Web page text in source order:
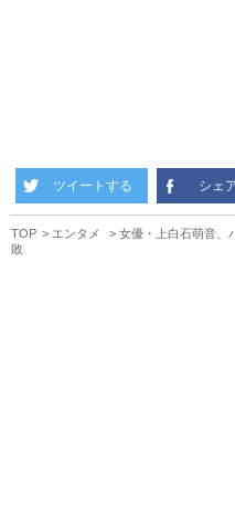
ツイートする シェ
TOP エンタメ
女優・上白石萌音、
敗